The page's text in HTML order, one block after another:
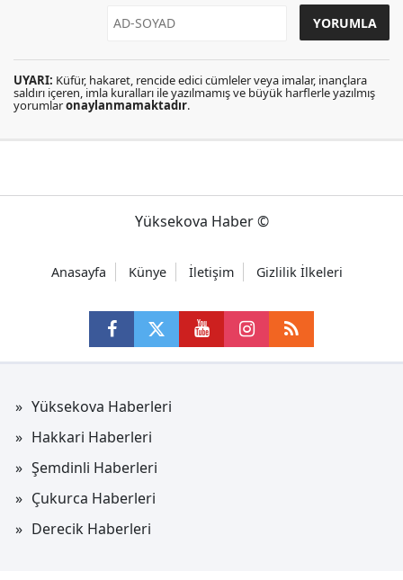
UYARI: Küfür, hakaret, rencide edici cümleler veya imalar, inançlara
saldırı içeren, imla kuralları ile yazılmamış ve büyük harflerle yazılmış
yorumlaronaylanmamaktadır.
Yüksekova Haber ©
Anasayfa Künye İletişim Gizlilik İlkeleri
Yüksekova Haberleri
Hakkari Haberleri
Şemdinli Haberleri
Çukurca Haberleri
Derecik Haberleri